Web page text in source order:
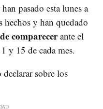
pasado esta lunes a
y han quedado
comparecerante el
y 15 de cada mes.
sobre los